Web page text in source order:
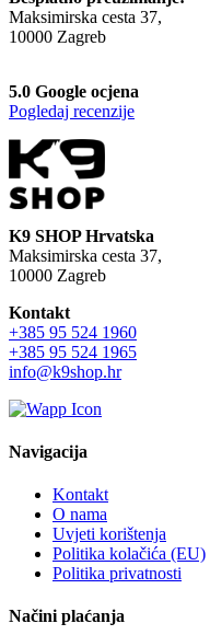
Maksimirska cesta 37,
10000 Zagreb
5.0 Google ocjena
Pogledaj recenzije
K9 SHOP Hrvatska
Maksimirska cesta 37,
10000 Zagreb
Kontakt
+385 95 524 1960
+385 95 524 1965
info@k9shop.hr
Navigacija
Kontakt
O nama
Uvjeti korištenja
Politika kolačića (EU)
Politika privatnosti
Načini plaćanja